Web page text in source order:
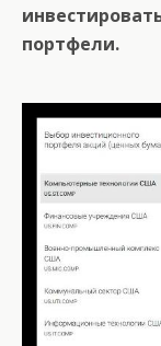
портфели.